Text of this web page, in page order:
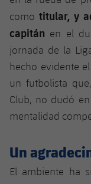
Fotos
VALORANT
VALORANT
eFootball
comotitular, y
capitán en el
jornada de la
hecho evidente
un futbolista
Club, no dudó
mentalidad
Un
El ambiente ha